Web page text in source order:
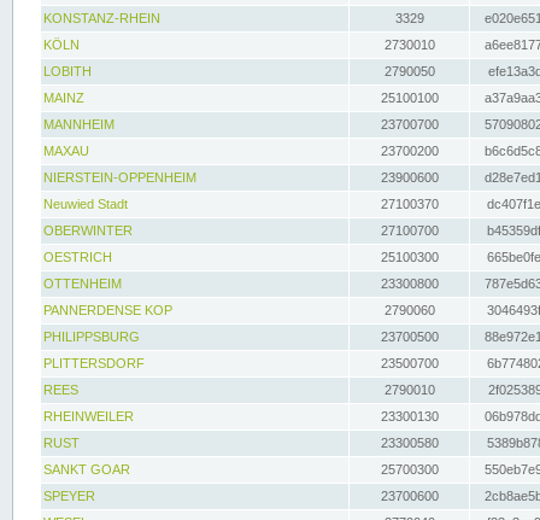
KONSTANZ-RHEIN
3329
KÖLN
2730010
LOBITH
2790050
MAINZ
25100100
MANNHEIM
23700700
MAXAU
23700200
NIERSTEIN-OPPENHEIM
23900600
Neuwied Stadt
27100370
OBERWINTER
27100700
OESTRICH
25100300
OTTENHEIM
23300800
PANNERDENSE KOP
2790060
PHILIPPSBURG
23700500
PLITTERSDORF
23500700
REES
2790010
RHEINWEILER
23300130
RUST
23300580
SANKT GOAR
25700300
SPEYER
23700600